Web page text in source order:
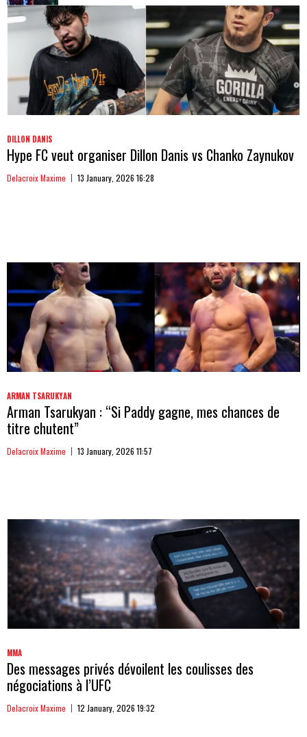
DILLON DANIS
Hype FC veut organiser Dillon Danis vs Chanko Zaynukov
Delacroix Maxime 13 January, 2026 16:28
ARMAN TSARUKYAN
Arman Tsarukyan : “Si Paddy gagne, mes chances de
titre chutent”
Delacroix Maxime 13 January, 2026 11:57
MMA
Des messages privés dévoilent les coulisses des
négociations à l’UFC
Delacroix Maxime 12 January, 2026 19:32